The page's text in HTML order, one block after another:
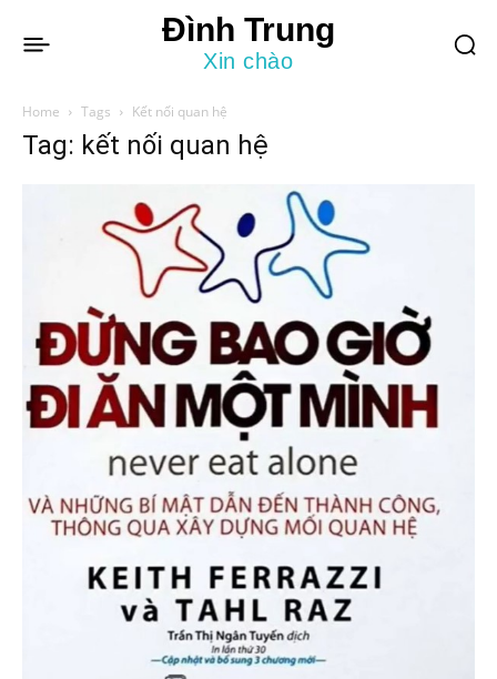
Đình Trung
Xin chào
Home Tags Kết nối quan hệ
Tag: kết nối quan hệ